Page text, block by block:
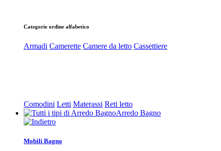
Categorie ordine alfabetico
Armadi Camerette Camere da letto Cassettiere
Comodini Letti Materassi Reti letto
Arredo Bagno
Mobili Bagno